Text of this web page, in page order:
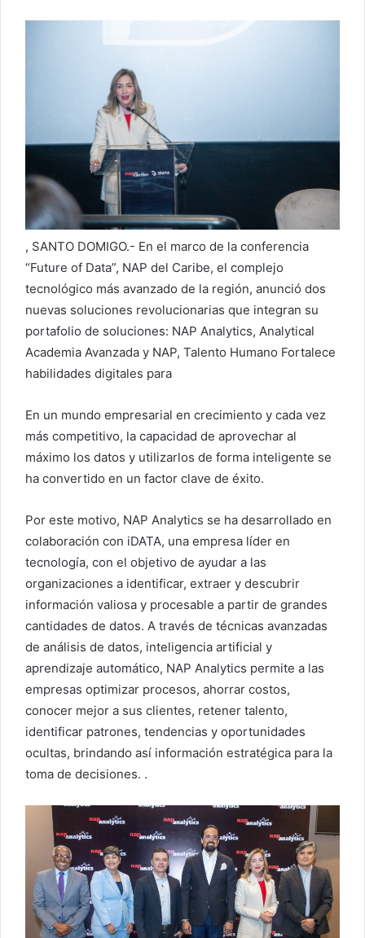
o
e
c
t
n
i
c
o
, SANTO DOMIGO.- En el marco de la conferencia
“Future of Data”, NAP del Caribe, el complejo
tecnológico más avanzado de la región, anunció dos
nuevas soluciones revolucionarias que integran su
portafolio de soluciones: NAP Analytics, Analytical
Academia Avanzada y NAP, Talento Humano Fortalece
habilidades digitales para
En un mundo empresarial en crecimiento y cada vez
más competitivo, la capacidad de aprovechar al
máximo los datos y utilizarlos de forma inteligente se
ha convertido en un factor clave de éxito.
Por este motivo, NAP Analytics se ha desarrollado en
colaboración con iDATA, una empresa líder en
tecnología, con el objetivo de ayudar a las
organizaciones a identificar, extraer y descubrir
información valiosa y procesable a partir de grandes
cantidades de datos. A través de técnicas avanzadas
de análisis de datos, inteligencia artificial y
aprendizaje automático, NAP Analytics permite a las
empresas optimizar procesos, ahorrar costos,
conocer mejor a sus clientes, retener talento,
identificar patrones, tendencias y oportunidades
ocultas, brindando así información estratégica para la
toma de decisiones. .